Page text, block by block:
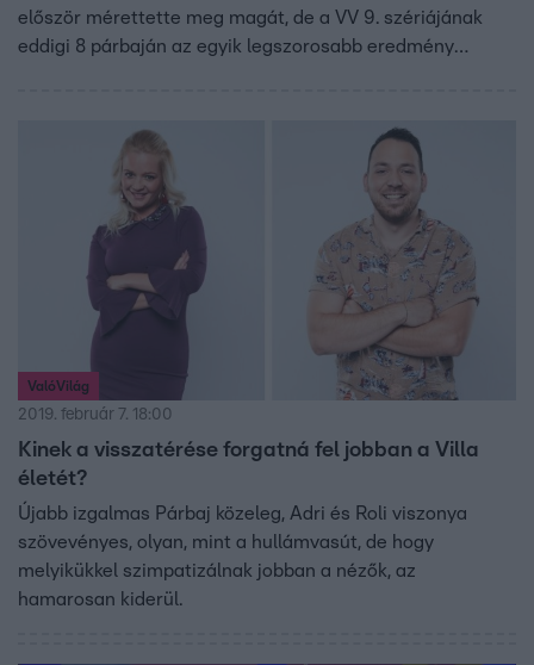
először mérettette meg magát, de a VV 9. szériájának
eddigi 8 párbaján az egyik legszorosabb eredmény
ValóVilág
2019. február 7. 18:00
Kinek a visszatérése forgatná fel jobban a Villa
életét?
Újabb izgalmas Párbaj közeleg, Adri és Roli viszonya
szövevényes, olyan, mint a hullámvasút, de hogy
melyikükkel szimpatizálnak jobban a nézők, az
hamarosan kiderül.